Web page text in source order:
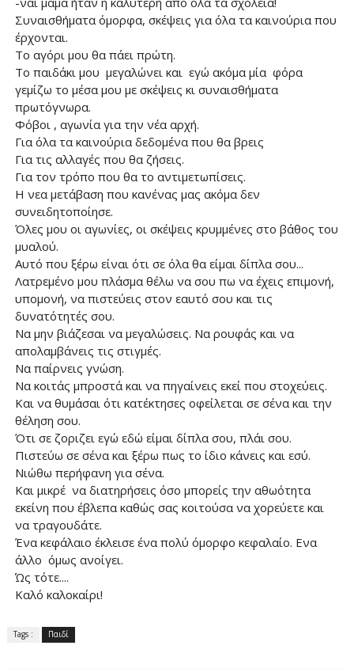
Συναισθήματα όμορφα, σκέψεις για όλα τα καινούρια που
έρχονται.
Το αγόρι μου θα πάει πρώτη.
Το παιδάκι μου μεγαλώνει και εγώ ακόμα μία φόρα
γεμίζω το μέσα μου με σκέψεις κι συναισθήματα
πρωτόγνωρα.
Φόβοι , αγωνία για την νέα αρχή.
Για όλα τα καινούρια δεδομένα που θα βρεις
Για τις αλλαγές που θα ζήσεις.
Για τον τρόπο που θα το αντιμετωπίσεις.
Η νεα μετάβαση που κανένας μας ακόμα δεν
συνειδητοποίησε.
Όλες μου οι αγωνίες, οι σκέψεις κρυμμένες στο βάθος του
μυαλού.
Αυτό που ξέρω είναι ότι σε όλα θα είμαι δίπλα σου...
Λατρεμένο μου πλάσμα θέλω να σου πω να έχεις επιμονή,
υπομονή, να πιστεύεις στον εαυτό σου και τις
δυνατότητές σου.
Να μην βιάζεσαι να μεγαλώσεις. Να ρουφάς και να
απολαμβάνεις τις στιγμές.
Να παίρνεις γνώση.
Να κοιτάς μπροστά και να πηγαίνεις εκεί που στοχεύεις.
Και να θυμάσαι ότι κατέκτησες οφείλεται σε σένα και την
θέληση σου.
Ότι σε ζοριζει εγώ εδώ είμαι δίπλα σου, πλάι σου.
Πιστεύω σε σένα και ξέρω πως το ίδιο κάνεις και εσύ.
Νιώθω περήφανη για σένα.
Και μικρέ να διατηρήσεις όσο μπορείς την αθωότητα
εκείνη που έβλεπα καθώς σας κοιτούσα να χορεύετε και
να τραγουδάτε.
Ένα κεφάλαιο έκλεισε ένα πολύ όμορφο κεφαλαίο. Ενα
άλλο όμως ανοίγει.
Ώς τότε....
Καλό καλοκαίρι!
Tags : Παιδί